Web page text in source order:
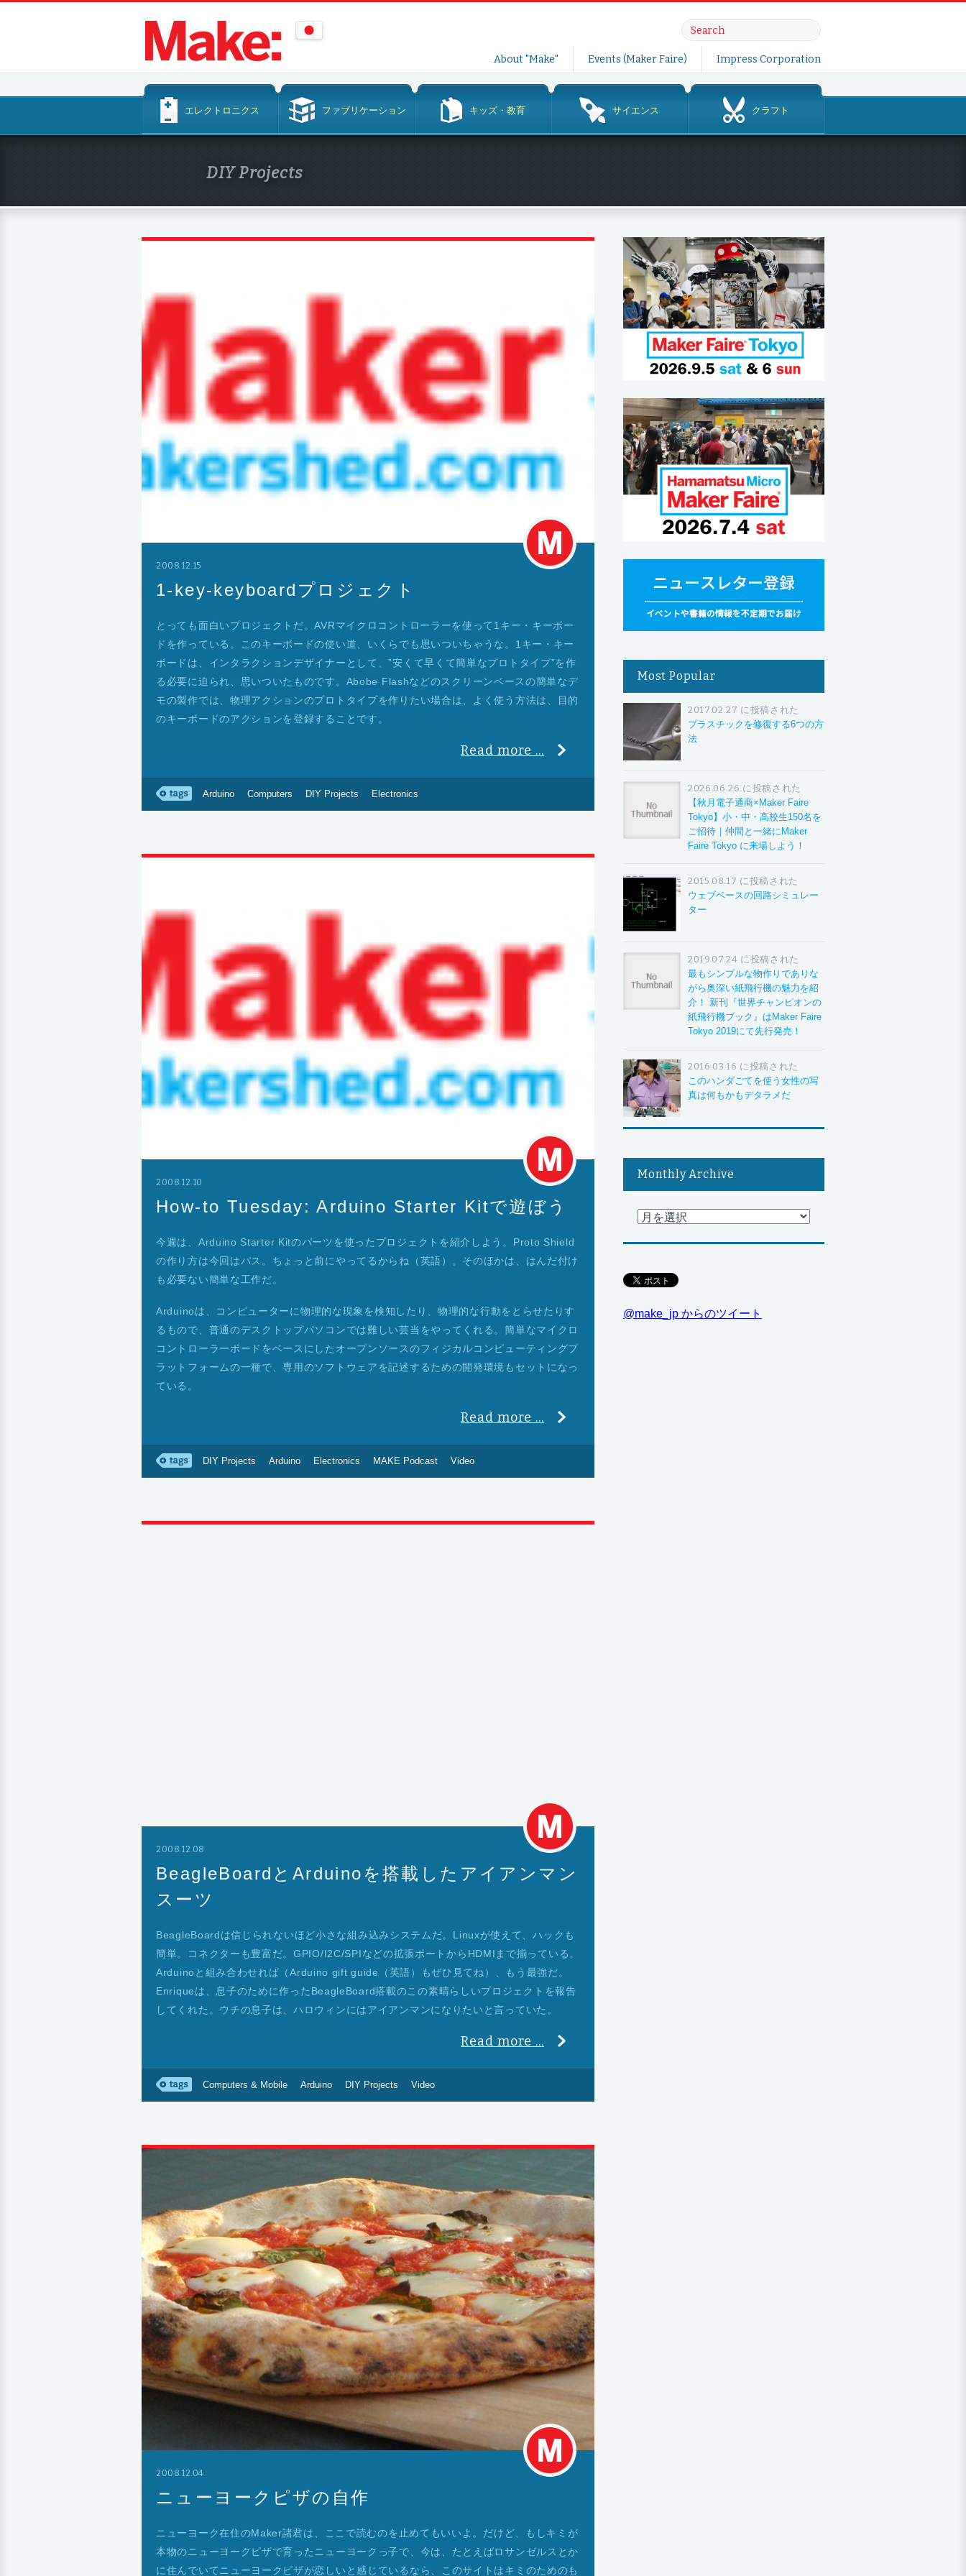
テ
ツ
へ
プ
About "Make" Events (Maker Faire) Impress Corporation
テ
ス
エレクトロニクス ファブリケーション キッズ・教育 サイエンス クラフト
DIY Projects
2008.12.15
1-key-keyboardプロジェクト
とっても面白いプロジェクトだ。AVRマイクロコントローラーを使って1キー・キーボー
ドを作っている。このキーボードの使い道、いくらでも思いついちゃうな。1キー・キー
ボードは、インタラクションデザイナーとして、”安くて早くて簡単なプロトタイプ”を作
る必要に迫られ、思いついたものです。Abobe Flashなどのスクリーンベースの簡単なデ
モの製作では、物理アクションのプロトタイプを作りたい場合は、よく使う方法は、目的
のキーボードのアクションを登録することです。
Read more ...
Arduino Computers DIY Projects Electronics
2008.12.10
How-to Tuesday: Arduino Starter Kitで遊ぼう
今週は、Arduino Starter Kitのパーツを使ったプロジェクトを紹介しよう。Proto Shield
の作り方は今回はパス。ちょっと前にやってるからね（英語）。そのほかは、はんだ付け
も必要ない簡単な工作だ。
Arduinoは、コンピューターに物理的な現象を検知したり、物理的な行動をとらせたりす
るもので、普通のデスクトップパソコンでは難しい芸当をやってくれる。簡単なマイクロ
コントローラーボードをベースにしたオープンソースのフィジカルコンピューティングプ
ラットフォームの一種で、専用のソフトウェアを記述するための開発環境もセットになっ
ている。
Read more ...
DIY Projects Arduino Electronics MAKE Podcast Video
2008.12.08
BeagleBoardとArduinoを搭載したアイアンマン
スーツ
BeagleBoardは信じられないほど小さな組み込みシステムだ。Linuxが使えて、ハックも
簡単。コネクターも豊富だ。GPIO/I2C/SPIなどの拡張ポートからHDMIまで揃っている。
Arduinoと組み合わせれば（Arduino gift guide（英語）もぜひ見てね）、もう最強だ。
Enriqueは、息子のために作ったBeagleBoard搭載のこの素晴らしいプロジェクトを報告
してくれた。ウチの息子は、ハロウィンにはアイアンマンになりたいと言っていた。
Read more ...
Computers & Mobile Arduino DIY Projects Video
2008.12.04
ニューヨークピザの自作
ニューヨーク在住のMaker諸君は、ここで読むのを止めてもいいよ。だけど、もしキミが
本物のニューヨークピザで育ったニューヨークっ子で、今は、たとえばロサンゼルスとか
に住んでいてニューヨークピザが恋しいと感じているなら、このサイトはキミのためのも
Most Popular
2017.02.27 に投稿された
プラスチックを修復する6つの方
法
2026.06.26 に投稿された
【秋月電子通商×Maker Faire
Tokyo】小・中・高校生150名を
ご招待｜仲間と一緒にMaker
Faire Tokyo に来場しよう！
2015.08.17 に投稿された
ウェブベースの回路シミュレー
ター
2019.07.24 に投稿された
最もシンプルな物作りでありな
がら奥深い紙飛行機の魅力を紹
介！ 新刊『世界チャンピオンの
紙飛行機ブック』はMaker Faire
Tokyo 2019にて先行発売！
2016.03.16 に投稿された
このハンダごてを使う女性の写
真は何もかもデタラメだ
Monthly Archive
@make_jp からのツイート